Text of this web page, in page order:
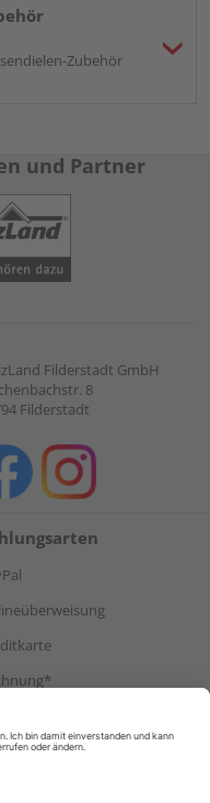
Zubehör
und Partner
Filderstadt GmbH
8
Filderstadt